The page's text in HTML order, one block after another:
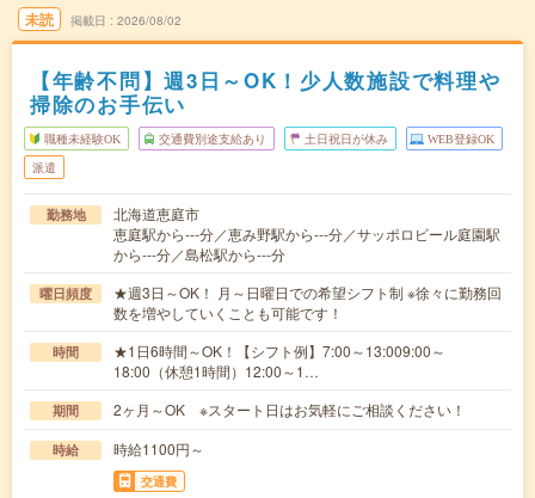
未読 掲載日 2026/08/02
【年齢不問】週3日～OK！少人数施設で料理や
掃除のお手伝い
職種未経験OK 交通費別途支給あり 土日祝日が休み WEB登録OK
派遣
勤務地
北海道恵庭市
恵庭駅から---分／恵み野駅から---分／サッポロビール庭園駅
から---分／島松駅から---分
曜日頻度
★週3日～OK！ 月～日曜日での希望シフト制 ※徐々に勤務回
数を増やしていくことも可能です！
時間
★1日6時間～OK！【シフト例】7:00～13:009:00～
18:00（休憩1時間）12:00～1…
期間 2ヶ月～OK ※スタート日はお気軽にご相談ください！
時給 時給1100円～
交通費